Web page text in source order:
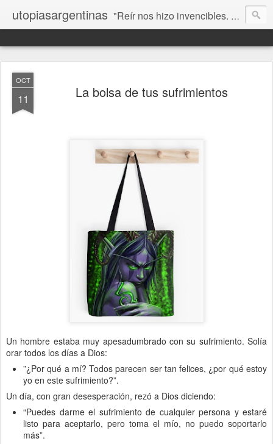
utopiasargentinas "Reír nos hizo invencibles. No como los que siempre ganan, sino como aquellos que no se rinden”. Frida Kahlo
OCT
11 La bolsa de tus sufrimientos
Un hombre estaba muy apesadumbrado con su sufrimiento. Solía
orar todos los días a Dios:
”¿Por qué a mí? Todos parecen ser tan felices, ¿por qué estoy
yo en este sufrimiento?”.
Un día, con gran desesperación, rezó a Dios diciendo:
“Puedes darme el sufrimiento de cualquier persona y estaré
listo para aceptarlo, pero toma el mío, no puedo soportarlo
más”.